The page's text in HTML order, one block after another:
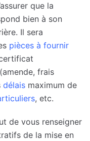
que la
bien à son
Il sera
pièces à fournir
frais
délais maximum de
, etc.
de vous renseigner
de la mise en